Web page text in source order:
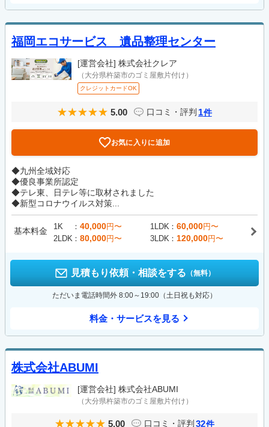
福岡エコサービス 遺品整理センター
[運営会社] 株式会社クレア
（大分県杵築市のゴミ屋敷片付け）
クレジットカードOK
5.00 口コミ・評判 1件
お気に入りに追加
◆九州全域対応
◆優良事業所認定
◆テレ東、日テレ等に取材されました
◆新型コロナウイルス対策...
基本料金 1K 40,000円〜 1LDK 60,000円〜
2LDK
80,000円〜 3LDK 120,000円〜
見積もり依頼・相談をする （無料）
ただいま電話時間外 8:00～19:00（土日祝も対応）
料金・サービスを見る
株式会社ABUMI
[運営会社] 株式会社ABUMI
（大分県杵築市のゴミ屋敷片付け）
5.00 口コミ・評判 32件